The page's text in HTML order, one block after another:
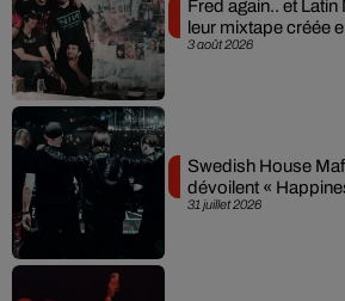
3 août 2026
Fred again.. et
leur mixtape créée
31 juillet 2026
Swedish House
dévoilent «